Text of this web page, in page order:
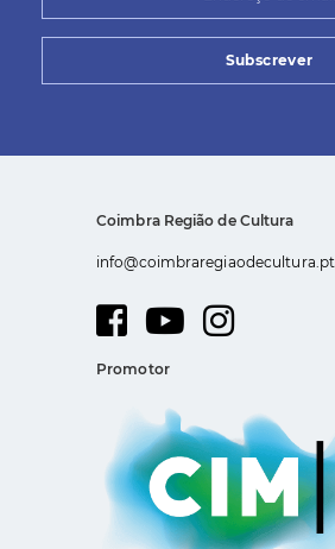
Subscrever
Coimbra Região de Cultura
info@coimbraregiaodecultura.pt
Promotor